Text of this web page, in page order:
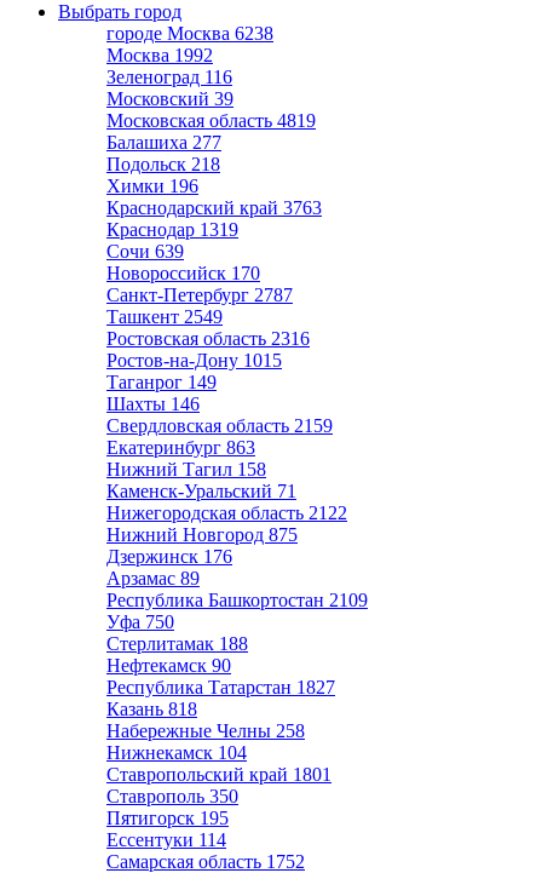
Выбрать город
городе Москва 6238
Москва 1992
Зеленоград 116
Московский 39
Московская область 4819
Балашиха 277
Подольск 218
Химки 196
Краснодарский край 3763
Краснодар 1319
Сочи 639
Новороссийск 170
Санкт-Петербург 2787
Ташкент 2549
Ростовская область 2316
Ростов-на-Дону 1015
Таганрог 149
Шахты 146
Свердловская область 2159
Екатеринбург 863
Нижний Тагил 158
Каменск-Уральский 71
Нижегородская область 2122
Нижний Новгород 875
Дзержинск 176
Арзамас 89
Республика Башкортостан 2109
Уфа 750
Стерлитамак 188
Нефтекамск 90
Республика Татарстан 1827
Казань 818
Набережные Челны 258
Нижнекамск 104
Ставропольский край 1801
Ставрополь 350
Пятигорск 195
Ессентуки 114
Самарская область 1752